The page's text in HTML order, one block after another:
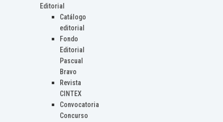
Editorial
Catálogo
editorial
Fondo
Editorial
Pascual
Bravo
Revista
CINTEX
Convocatoria
Concurso